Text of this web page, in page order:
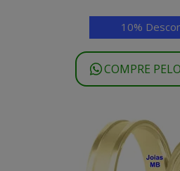
10%
COMPRE